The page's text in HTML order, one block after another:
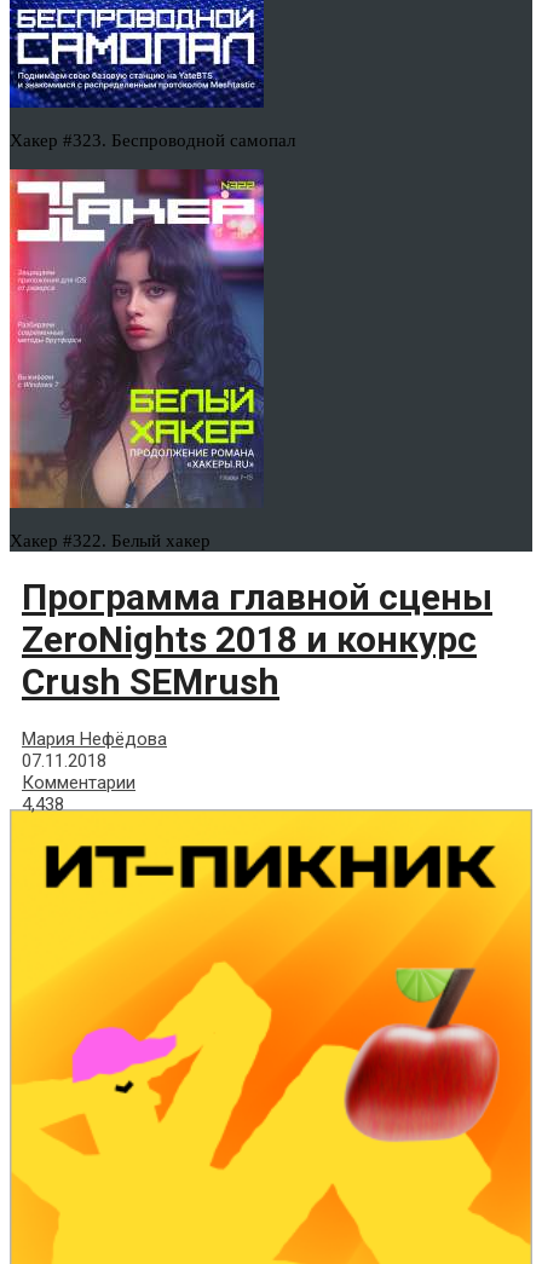
Хакер #323. Беспроводной самопал
Хакер #322. Белый хакер
Программа главной сцены
ZeroNights 2018 и конкурс
Crush SEMrush
Мария Нефёдова
07.11.2018
Комментарии
4,438